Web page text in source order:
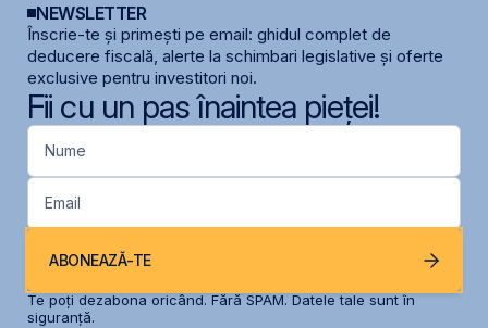
NEWSLETTER
Înscrie-te și primești pe email: ghidul complet de
deducere fiscală, alerte la schimbari legislative și oferte
exclusive pentru investitori noi.
Fii cu un pas înaintea pieței!
Nume
Email
ABONEAZĂ-TE
Te poți dezabona oricând. Fără SPAM. Datele tale sunt în
siguranță.